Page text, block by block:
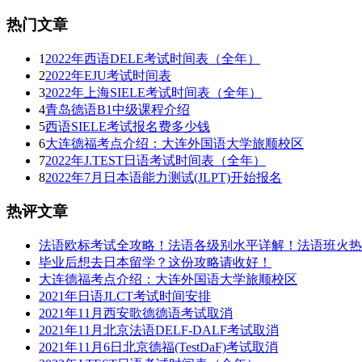
热门文章
1 2022年西语DELE考试时间表（全年）
22022年EJU考试时间表
32022年上海SIELE考试时间表（全年）
4青岛德语B1中级课程介绍
5西语SIELE考试报名费多少钱
6大连德福考点介绍：大连外国语大学旅顺校区
72022年J.TEST日语考试时间表（全年）
82022年7月日本语能力测试(JLPT)开始报名
热评文章
法语欧标考试全攻略！法语各级别水平详解！法语班火
毕业后想去日本留学？这份攻略请收好！
大连德福考点介绍：大连外国语大学旅顺校区
2021年日语JLCT考试时间安排
2021年11月西安歌德德语考试取消
2021年11月北京法语DELF-DALF考试取消
2021年11月6日北京德福(TestDaF)考试取消